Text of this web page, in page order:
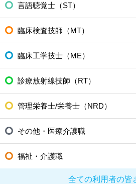
言語聴覚士（ST）
臨床検査技師（MT）
臨床工学技士（ME）
診療放射線技師（RT）
管理栄養士/栄養士（NRD）
その他・医療介護職
福祉・介護職
全ての利用者の皆